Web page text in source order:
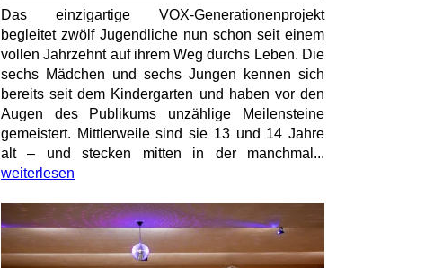
Das einzigartige VOX-Generationenprojekt
begleitet zwölf Jugendliche nun schon seit einem
vollen Jahrzehnt auf ihrem Weg durchs Leben. Die
sechs Mädchen und sechs Jungen kennen sich
bereits seit dem Kindergarten und haben vor den
Augen des Publikums unzählige Meilensteine
gemeistert. Mittlerweile sind sie 13 und 14 Jahre
alt – und stecken mitten in der manchmal...
weiterlesen